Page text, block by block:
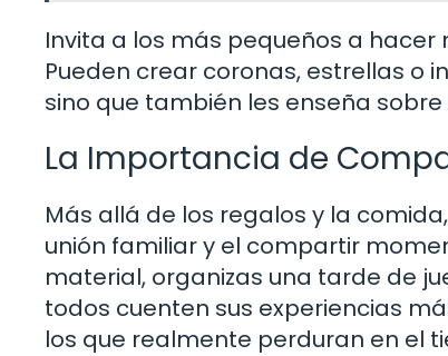
Invita a los más pequeños a
Pueden crear coronas, estrellas o
sino que también les enseña
La Importancia de
Más allá de los regalos y la
unión familiar y el compartir
material, organizas una tarde de
todos cuenten sus experiencias
los que realmente perduran en el